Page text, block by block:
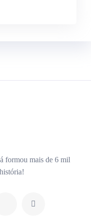
formou mais de 6 mil